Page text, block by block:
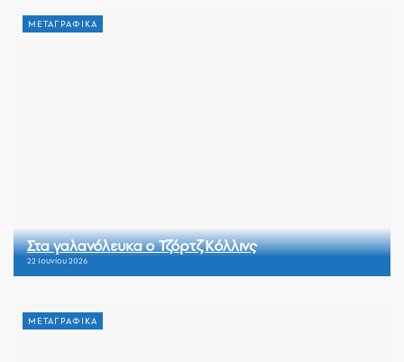
ΜΕΤΑΓΡΑΦΙΚΑ
Στα γαλανόλευκα ο Τζόρτζ Κόλλινς
22 Ιουνίου 2026
ΜΕΤΑΓΡΑΦΙΚΑ